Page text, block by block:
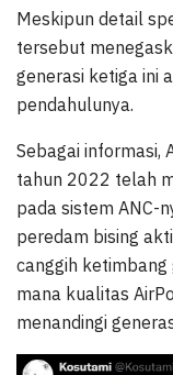
Meskipun detail
tersebut
generasi ketiga ini
pendahulunya.
Sebagai informasi,
tahun 2022 telah
pada sistem ANC-
peredam bising
canggih ketimbang
mana kualitas
menandingi